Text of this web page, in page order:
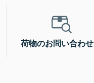
荷物のお問い合わせ